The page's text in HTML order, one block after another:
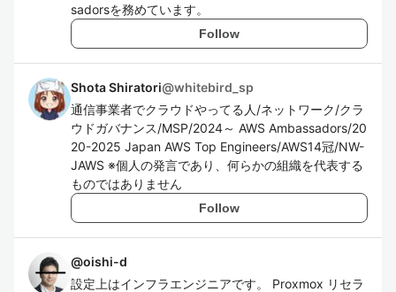
sadorsを務めています。
Follow
Shota Shiratori@whitebird_sp
通信事業者でクラウドやってる人/ネットワーク/クラ
ウドガバナンス/MSP/2024～ AWS Ambassadors/20
20-2025 Japan AWS Top Engineers/AWS14冠/NW-
JAWS ※個人の発言であり、何らかの組織を代表する
ものではありません
Follow
@oishi-d
設定上はインフラエンジニアです。 Proxmox リセラ